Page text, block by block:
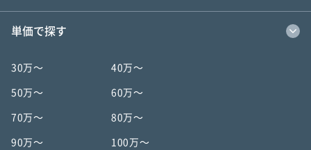
単価で探す
30万〜 40万〜
50万〜 60万〜
70万〜 80万〜
90万〜 100万〜